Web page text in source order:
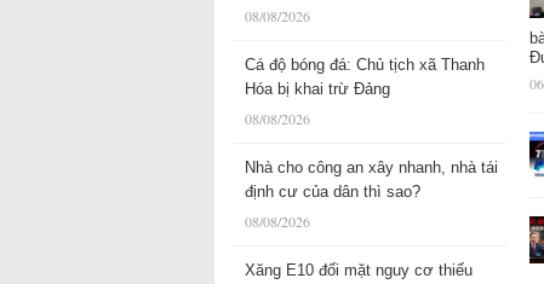
08/08/2026
Cá độ bóng đá: Chủ tịch xã Thanh
Hóa bị khai trừ Đảng
08/08/2026
Nhà cho công an xây nhanh, nhà tái
định cư của dân thì sao?
08/08/2026
Xăng E10 đối mặt nguy cơ thiếu